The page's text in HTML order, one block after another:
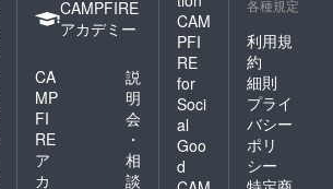
CAMPFIRE
アカデミー
CA
MP
FI
RE
ア
カ
説
明
会
・
相
談
CAM
PFI
RE
for
Soci
al
Goo
d
各種規定
利用規
約
細則
プライ
バシー
ポリ
シー